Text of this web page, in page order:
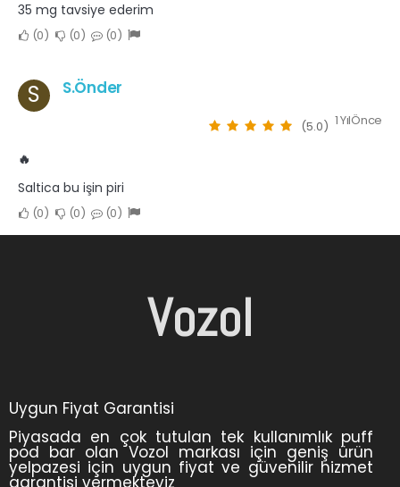
35 mg tavsiye ederim
0 0 0
S S.Önder
(5.0) 1 YılÖnce
🔥
Saltica bu işin piri
0 0 0
Vozol
Uygun Fiyat Garantisi
Piyasada en çok tutulan tek kullanımlık puff
pod bar olan Vozol markası için geniş ürün
yelpazesi için uygun fiyat ve güvenilir hizmet